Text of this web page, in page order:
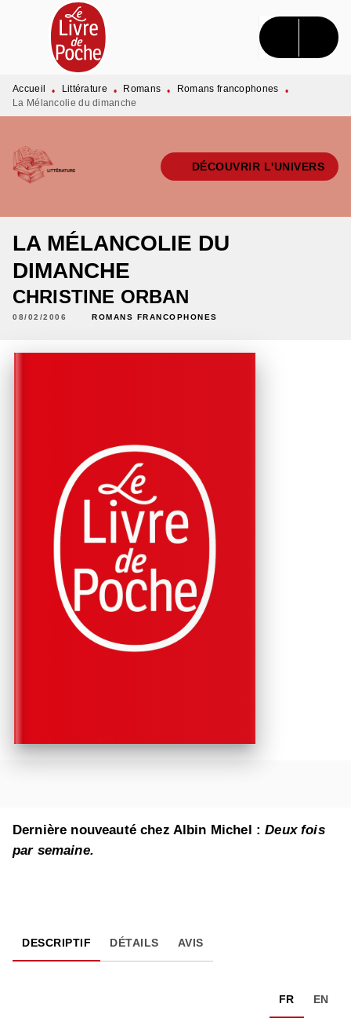
MENU RECHERCHE CONTENU
PIED DE PAGE
Accueil • Littérature • Romans • Romans francophones
•
La Mélancolie du dimanche
DÉCOUVRIR L'UNIVERS
LA MÉLANCOLIE DU
DIMANCHE
CHRISTINE ORBAN
08/02/2006 ROMANS FRANCOPHONES
Dernière nouveauté chez Albin Michel :Deux fois
par semaine.
DESCRIPTIF DÉTAILS AVIS
FR EN